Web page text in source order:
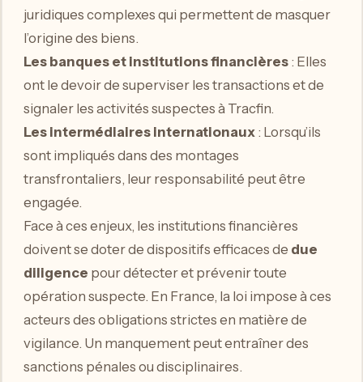
juridiques complexes qui permettent de masquer
l’origine des biens.
Les banques et institutions financières: Elles
ont le devoir de superviser les transactions et de
signaler les activités suspectes à Tracfin.
Les intermédiaires internationaux: Lorsqu’ils
sont impliqués dans des montages
transfrontaliers, leur responsabilité peut être
engagée.
Face à ces enjeux, les institutions financières
doivent se doter de dispositifs efficaces de due
diligence pour détecter et prévenir toute
opération suspecte. En France, la loi impose à ces
acteurs des obligations strictes en matière de
vigilance. Un manquement peut entraîner des
sanctions pénales ou disciplinaires.